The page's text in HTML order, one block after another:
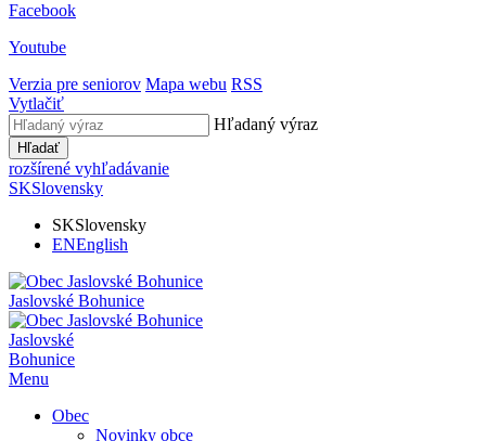
Facebook
Youtube
Verzia pre seniorov Mapa webu RSS
Vytlačiť
Hľadaný výraz
Hľadať
rozšírené vyhľadávanie
SKSlovensky
SKSlovensky
ENEnglish
Jaslovské Bohunice
Jaslovské
Bohunice
Menu
Obec
Novinky obce